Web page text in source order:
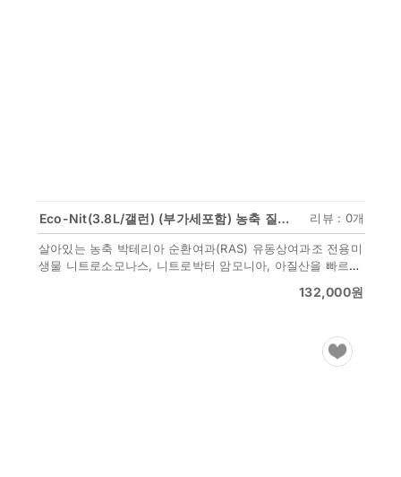
Eco-Nit(3.8L/갤런) (부가세포함) 농축 질화박테리아 순환여과(RAS) 전용 담수,해수 구분 리뷰 : 0개
살아있는 농축 박테리아 순환여과(RAS) 유동상여과조 전용미
생물 니트로소모나스, 니트로박터 암모니아, 아질산을 빠르게
132,000원